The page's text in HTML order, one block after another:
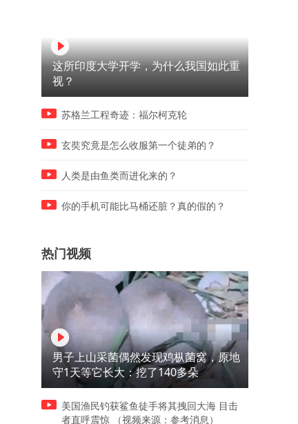
00:14
太古里街拍之闺蜜团是谁说的
可爱在性感面前一文不值的？
回眸一笑超美，好喜欢拥有
种治愈系笑容的小姐姐。
这所印度大学开学，为什么我国如此重
视？
苏格兰工程奇迹：福尔柯克轮
玄奘究竟是怎么收服第一个徒弟的？
人类是由鱼类而进化来的？
你的手机可能比马桶还脏？真的假的？
热门视频
男子上山采菌偶然发现鸡枞菌窝，原地
守1天等它长大：挖了140多朵
美国渔民钓获鲨鱼徒手将其拽回大海 目击
者直呼震惊 （视频来源：参考消息）